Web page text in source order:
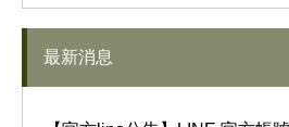
最新消息